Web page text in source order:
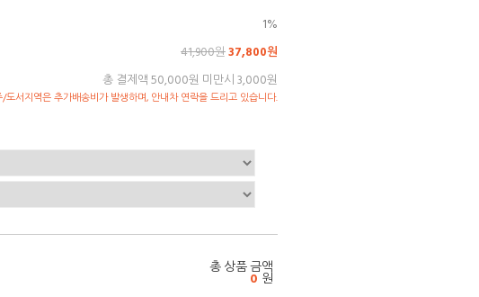
1%
41,900원37,800원
총 결제액 50,000원 미만시 3,000원
서지역은 추가배송비가 발생하며, 안내차 연락을 드리고 있습니다.
총 상품 금액
0 원